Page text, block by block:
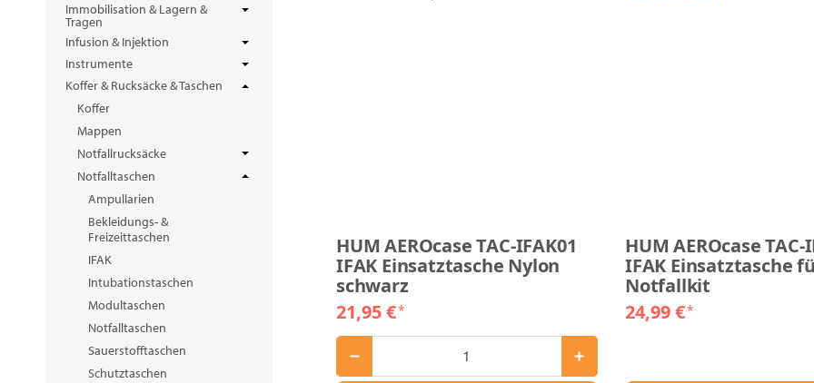
HUM AEROcase TAC-IFAK01
IFAK Einsatztasche Nylon
schwarz
21,95 €*
HUM AEROcase TAC-
IFAK Einsatztasche
Notfallkit
24,99 €*
Immobilisation & Lagern &
Tragen
Infusion & Injektion
Instrumente
Koffer & Rucksäcke & Taschen
Koffer
Mappen
Notfallrucksäcke
Notfalltaschen
Ampullarien
Bekleidungs- &
Freizeittaschen
IFAK
Intubationstaschen
Modultaschen
Notfalltaschen
Sauerstofftaschen
Schutztaschen